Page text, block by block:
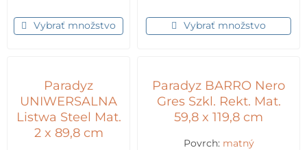
Vybrať množstvo Vybrať množstvo
Paradyz
UNIWERSALNA
Listwa Steel Mat.
2 x 89,8 cm
Paradyz BARRO Nero
Gres Szkl. Rekt. Mat.
59,8 x 119,8 cm
Povrch: matný